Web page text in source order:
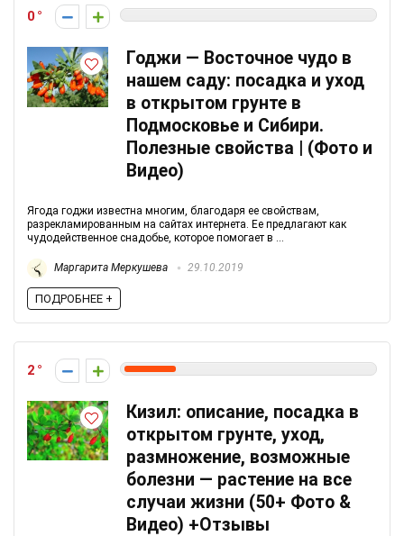
0
Годжи — Восточное чудо в
нашем саду: посадка и уход
в открытом грунте в
Подмосковье и Сибири.
Полезные свойства | (Фото и
Видео)
Ягода годжи известна многим, благодаря ее свойствам,
разрекламированным на сайтах интернета. Ее предлагают как
чудодейственное снадобье, которое помогает в ...
Маргарита Меркушева 29.10.2019
ПОДРОБНЕЕ +
2
Кизил: описание, посадка в
открытом грунте, уход,
размножение, возможные
болезни — растение на все
случаи жизни (50+ Фото &
Видео) +Отзывы